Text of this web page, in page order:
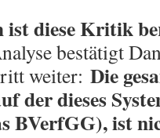
ist diese Kritik
bestätigt
weiter: Die
der dieses
BVerfGG), ist